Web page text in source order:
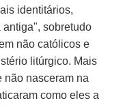
identitários,
sobretudo
não católicos e
litúrgico. Mais
não nasceram na
como eles a